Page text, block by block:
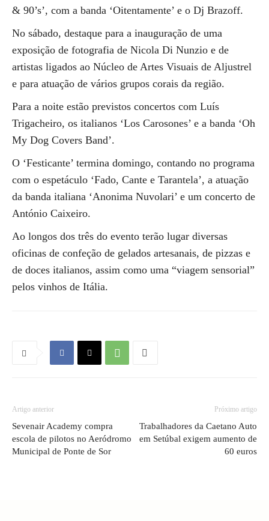
& 90’s’, com a banda ‘Oitentamente’ e o Dj Brazoff.
No sábado, destaque para a inauguração de uma
exposição de fotografia de Nicola Di Nunzio e de
artistas ligados ao Núcleo de Artes Visuais de Aljustrel
e para atuação de vários grupos corais da região.
Para a noite estão previstos concertos com Luís
Trigacheiro, os italianos ‘Los Carosones’ e a banda ‘Oh
My Dog Covers Band’.
O ‘Festicante’ termina domingo, contando no programa
com o espetáculo ‘Fado, Cante e Tarantela’, a atuação
da banda italiana ‘Anonima Nuvolari’ e um concerto de
António Caixeiro.
Ao longos dos três do evento terão lugar diversas
oficinas de confeção de gelados artesanais, de pizzas e
de doces italianos, assim como uma “viagem sensorial”
pelos vinhos de Itália.
Artigo anterior
Sevenair Academy compra
escola de pilotos no Aeródromo
Municipal de Ponte de Sor
Próximo artigo
Trabalhadores da Caetano Auto
em Setúbal exigem aumento de
60 euros